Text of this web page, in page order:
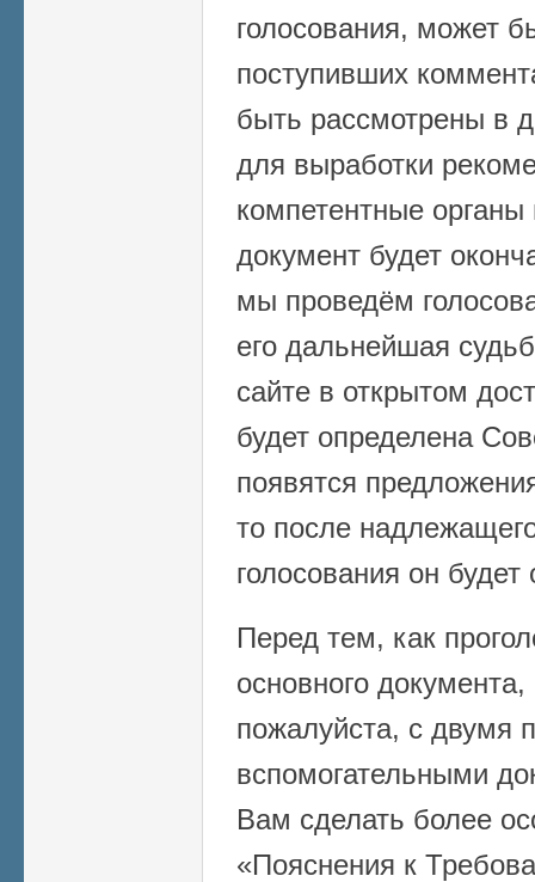
голосования, может
поступивших
быть рассмотрены в
для выработки
компетентные органы
документ будет
мы проведём
его дальнейшая
сайте в открытом
будет определена
появятся
то после
голосования он будет
Перед тем, как
основного
пожалуйста, с двумя
вспомогательными
Вам сделать более
«Пояснения к